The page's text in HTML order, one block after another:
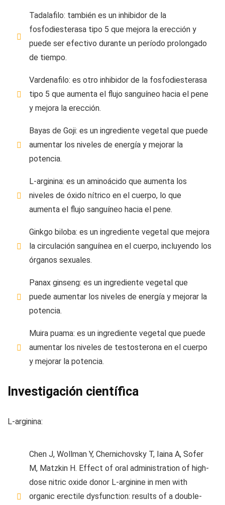
Tadalafilo: también es un inhibidor de la
fosfodiesterasa tipo 5 que mejora la erección y
puede ser efectivo durante un período prolongado
de tiempo.
Vardenafilo: es otro inhibidor de la fosfodiesterasa
tipo 5 que aumenta el flujo sanguíneo hacia el pene
y mejora la erección.
Bayas de Goji: es un ingrediente vegetal que puede
aumentar los niveles de energía y mejorar la
potencia.
L-arginina: es un aminoácido que aumenta los
niveles de óxido nítrico en el cuerpo, lo que
aumenta el flujo sanguíneo hacia el pene.
Ginkgo biloba: es un ingrediente vegetal que mejora
la circulación sanguínea en el cuerpo, incluyendo los
órganos sexuales.
Panax ginseng: es un ingrediente vegetal que
puede aumentar los niveles de energía y mejorar la
potencia.
Muira puama: es un ingrediente vegetal que puede
aumentar los niveles de testosterona en el cuerpo
y mejorar la potencia.
Investigación científica
L-arginina:
Chen J, Wollman Y, Chernichovsky T, Iaina A, Sofer
M, Matzkin H. Effect of oral administration of high-
dose nitric oxide donor L-arginine in men with
organic erectile dysfunction: results of a double-